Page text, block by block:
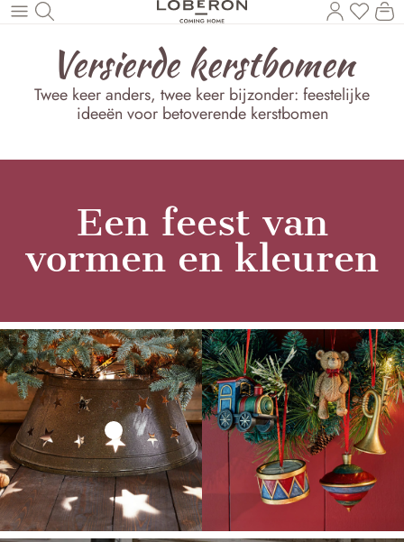
Naar de hoofdinhoud
U
Versierde kerstbomen
Twee keer anders, twee keer bijzonder: feestelijke
ideeën voor betoverende kerstbomen
Een feest van
vormen en kleuren